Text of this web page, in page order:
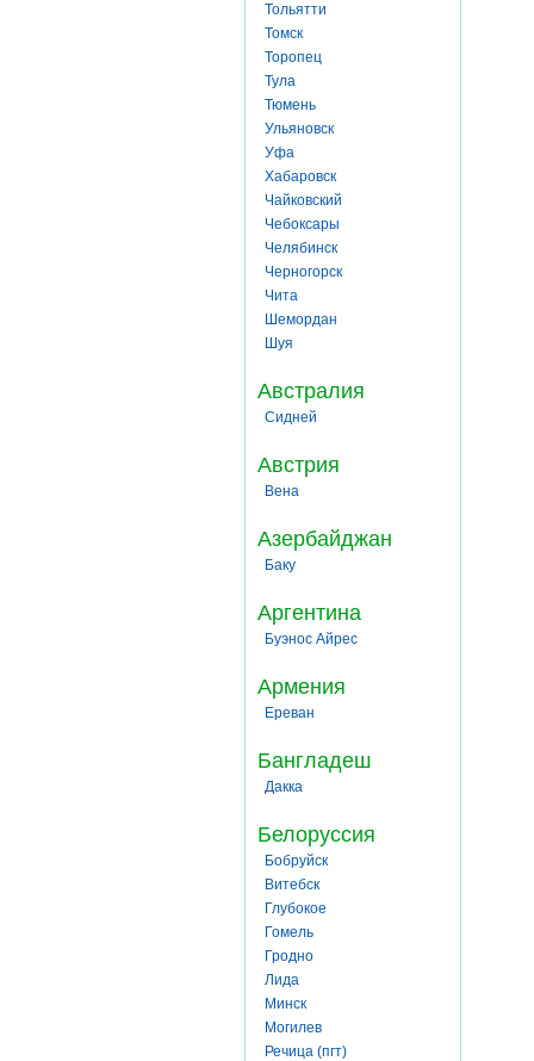
Тольятти
Томск
Торопец
Тула
Тюмень
Ульяновск
Уфа
Хабаровск
Чайковский
Чебоксары
Челябинск
Черногорск
Чита
Шемордан
Шуя
Австралия
Сидней
Австрия
Вена
Азербайджан
Баку
Аргентина
Буэнос Айрес
Армения
Ереван
Бангладеш
Дакка
Белоруссия
Бобруйск
Витебск
Глубокое
Гомель
Гродно
Лида
Минск
Могилев
Речица (пгт)